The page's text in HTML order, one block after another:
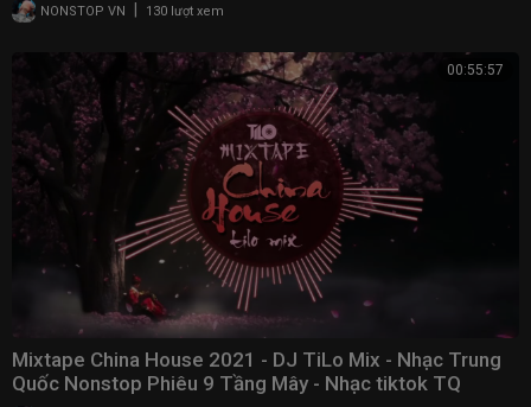
De Mthuda
NONSTOP VN 130 lượt xem
00:55:57
Mixtape China House 2021 - DJ TiLo Mix - Nhạc Trung
Quốc Nonstop Phiêu 9 Tầng Mây - Nhạc tiktok TQ